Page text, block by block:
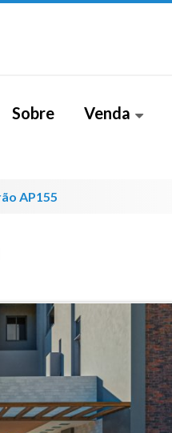
Sobre Venda
Casa Duplex (8)
Cobertura (4)
Flat (5)
Loft (1)
AP155